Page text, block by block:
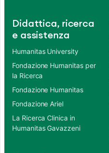
Didattica, ricerca
e assistenza
Humanitas University
Fondazione Humanitas per
la Ricerca
Fondazione Humanitas
Fondazione Ariel
La Ricerca Clinica in
Humanitas Gavazzeni